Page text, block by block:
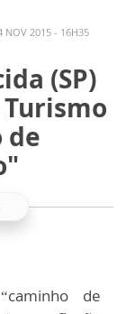
NOV 2015 - 16H35
(SP)
de
de